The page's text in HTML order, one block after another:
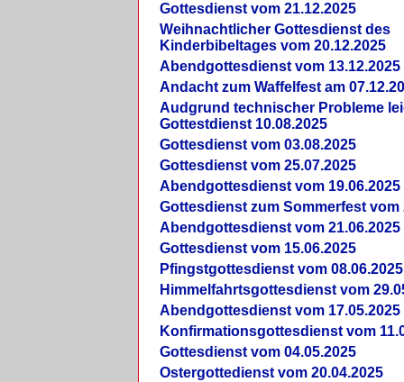
Gottesdienst vom 21.12.2025
Weihnachtlicher Gottesdienst des
Kinderbibeltages vom 20.12.2025
Abendgottesdienst vom 13.12.2025
Andacht zum Waffelfest am
Audgrund technischer Probleme
Gottestdienst 10.08.2025
Gottesdienst vom 03.08.2025
Gottesdienst vom 25.07.2025
Abendgottesdienst vom 19.06.2025
Gottesdienst zum Sommerfest vom
Abendgottesdienst vom 21.06.2025
Gottesdienst vom 15.06.2025
Pfingstgottesdienst vom 08.06.2025
Himmelfahrtsgottesdienst vom
Abendgottesdienst vom 17.05.2025
Konfirmationsgottesdienst vom
Gottesdienst vom 04.05.2025
Ostergottedienst vom 20.04.2025